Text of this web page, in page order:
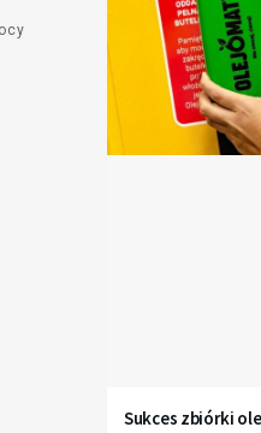
Sukces zbiórki